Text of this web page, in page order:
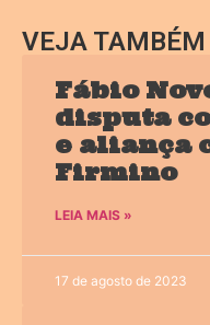
VEJA TAMBÉM
Fábio
disputa
e aliança
Firmino
LEIA MAIS »
17 de agosto de 2023